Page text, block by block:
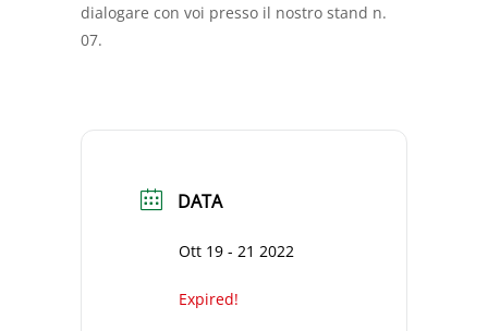
dialogare con voi presso il nostro stand n.
07.
DATA
Ott 19 - 21 2022
Expired!